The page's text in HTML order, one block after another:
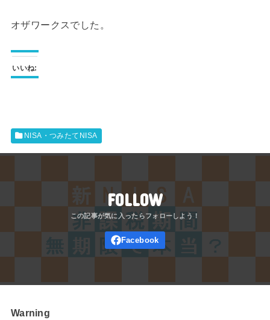
オザワークスでした。
いいね:
NISA・つみたてNISA
FOLLOW
Warning